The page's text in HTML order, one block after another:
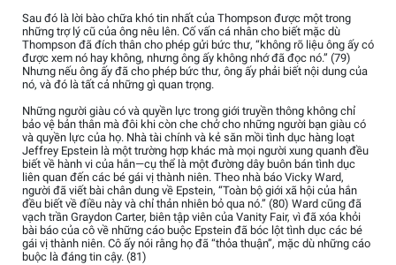
Sau đó là lời bào chữa khó tin nhất của Thompson được một trong
những trợ lý cũ của ông nêu lên. Cố vấn cá nhân cho biết mặc dù
Thompson đã đích thân cho phép gửi bức thư, “không rõ liệu ông ấy có
được xem nó hay không, nhưng ông ấy không nhớ đã đọc nó.” (79)
Nhưng nếu ông ấy đã cho phép bức thư, ông ấy phải biết nội dung của
nó, và đó là tất cả những gì quan trọng.
Những người giàu có và quyền lực trong giới truyền thông không chỉ
bảo vệ bản thân mà đôi khi còn che chở cho những người bạn giàu có
và quyền lực của họ. Nhà tài chính và kẻ săn mồi tình dục hàng loạt
Jeffrey Epstein là một trường hợp khác mà mọi người xung quanh đều
biết về hành vi của hắn—cụ thể là một đường dây buôn bán tình dục
liên quan đến các bé gái vị thành niên. Theo nhà báo Vicky Ward,
người đã viết bài chân dung về Epstein, “Toàn bộ giới xã hội của hắn
đều biết về điều này và chỉ thản nhiên bỏ qua nó.” (80) Ward cũng đã
vạch trần Graydon Carter, biên tập viên của Vanity Fair, vì đã xóa khỏi
bài báo của cô về những cáo buộc Epstein đã bóc lột tình dục các bé
gái vị thành niên. Cô ấy nói rằng họ đã “thỏa thuận”, mặc dù những cáo
buộc là đáng tin cậy. (81)